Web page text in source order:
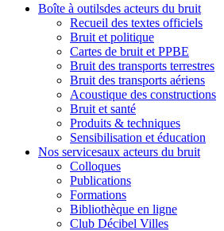
Boîte à outilsdes acteurs du bruit
Recueil des textes officiels
Bruit et politique
Cartes de bruit et PPBE
Bruit des transports terrestres
Bruit des transports aériens
Acoustique des constructions
Bruit et santé
Produits & techniques
Sensibilisation et éducation
Nos servicesaux acteurs du bruit
Colloques
Publications
Formations
Bibliothèque en ligne
Club Décibel Villes